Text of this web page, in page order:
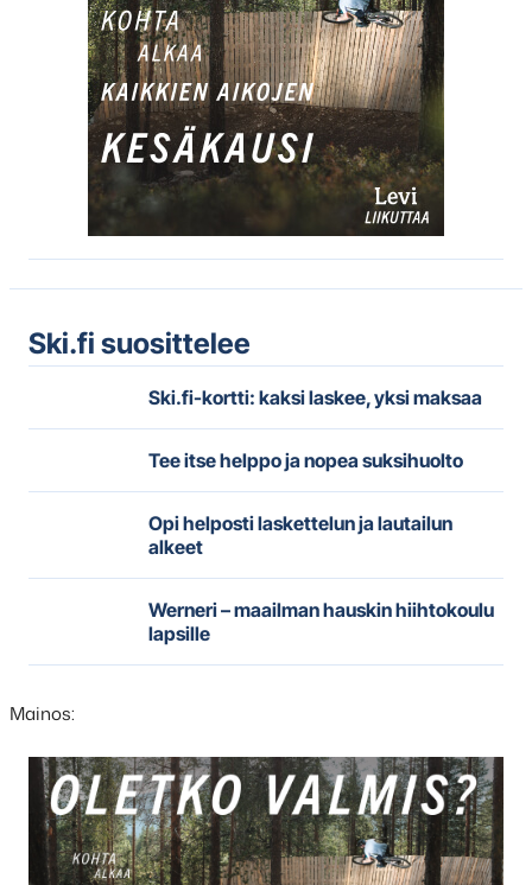
Ski.fi suosittelee
Ski.fi-kortti: kaksi laskee, yksi maksaa
Tee itse helppo ja nopea suksihuolto
Opi helposti laskettelun ja lautailun
alkeet
Werneri – maailman hauskin hiihtokoulu
lapsille
Mainos:
Hyppää
karusellisisällön
yli